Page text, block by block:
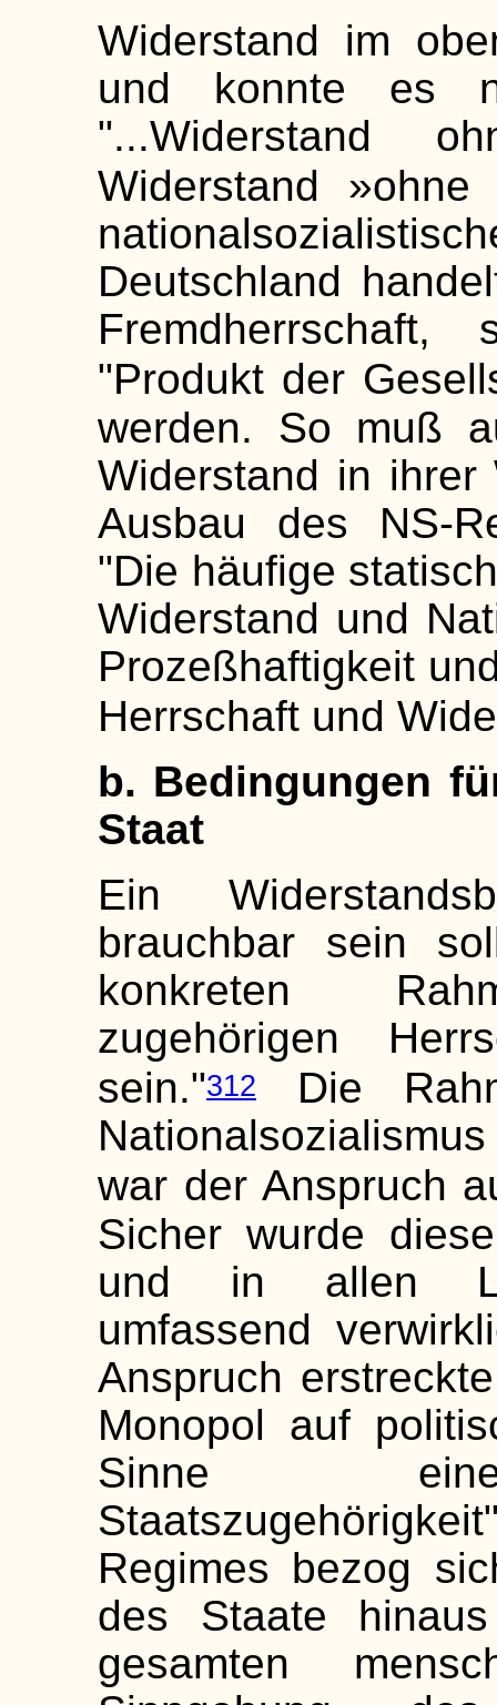
Widerstand im
und konnte es
"...Widerstand
Widerstand »ohne
Deutschland
"Produkt der
werden. So muß
Widerstand in ihrer
Ausbau des NS-
"Die häufige
Widerstand und
Prozeßhaftigkeit
Herrschaft und
b. Bedingungen
Staat
Ein
brauchbar sein
konkreten
zugehörigen
sein."312
Die
war der Anspruch
Sicher wurde
und in allen
umfassend
Anspruch
Monopol auf
Sinne
Regimes bezog
des Staate
gesamten